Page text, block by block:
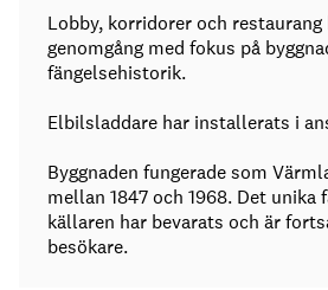
Lobby, korridorer och
genomgång med fokus på
fängelsehistorik.
Elbilsladdare har installerats i
Byggnaden fungerade som
mellan 1847 och 1968. Det unika
källaren har bevarats och är
besökare.